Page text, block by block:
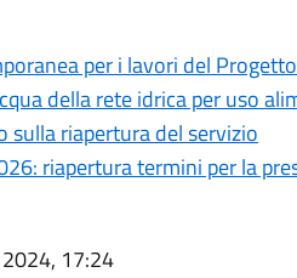
per i lavori del
della rete idrica per uso
sulla riapertura del servizio
riapertura termini per la
17:24